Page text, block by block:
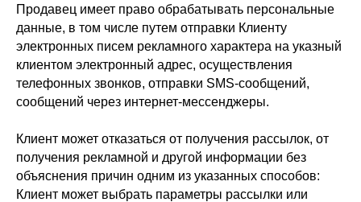
Продавец имеет право обрабатывать персональные
данные, в том числе путем отправки Клиенту
электронных писем рекламного характера на указный
клиентом электронный адрес, осуществления
телефонных звонков, отправки SMS-сообщений,
сообщений через интернет-мессенджеры.
Клиент может отказаться от получения рассылок, от
получения рекламной и другой информации без
объяснения причин одним из указанных способов:
Клиент может выбрать параметры рассылки или